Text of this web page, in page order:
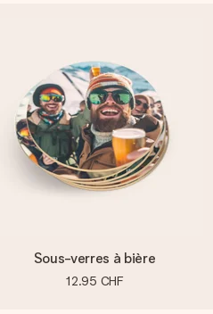
Sous-verres à bière
12.95 CHF